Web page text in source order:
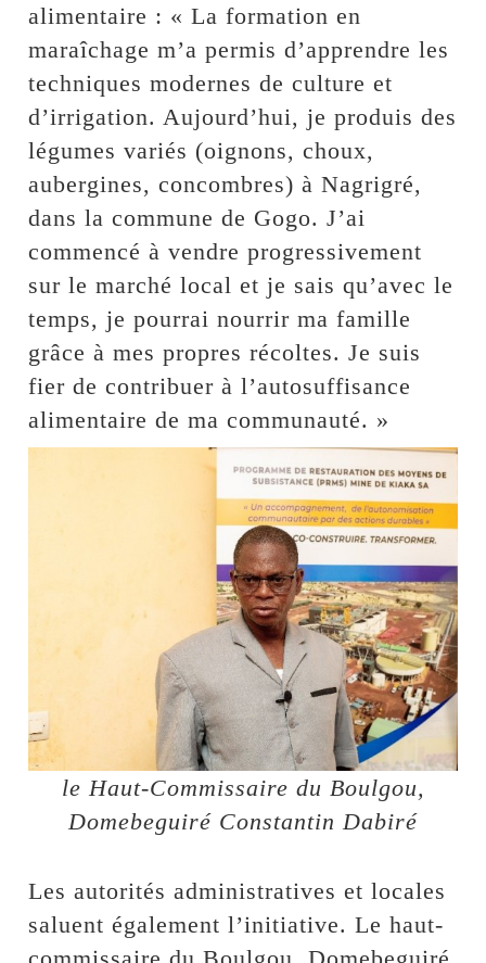
alimentaire : « La formation en
maraîchage m’a permis d’apprendre les
techniques modernes de culture et
d’irrigation. Aujourd’hui, je produis des
légumes variés (oignons, choux,
aubergines, concombres) à Nagrigré,
dans la commune de Gogo. J’ai
commencé à vendre progressivement
sur le marché local et je sais qu’avec le
temps, je pourrai nourrir ma famille
grâce à mes propres récoltes. Je suis
fier de contribuer à l’autosuffisance
alimentaire de ma communauté. »
le Haut-Commissaire du Boulgou,
Domebeguiré Constantin Dabiré
Les autorités administratives et locales
saluent également l’initiative. Le haut-